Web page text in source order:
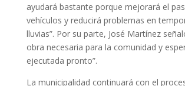
ayudará bastante porque mejorará el
vehículos y reducirá problemas en
lluvias”. Por su parte, José Martínez
obra necesaria para la comunidad y
ejecutada pronto”.
La municipalidad continuará con el